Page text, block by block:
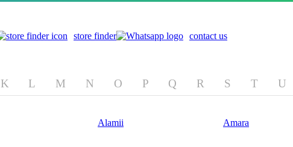
store finder contact us
K L M N O P Q R S T U
Alamii Amara